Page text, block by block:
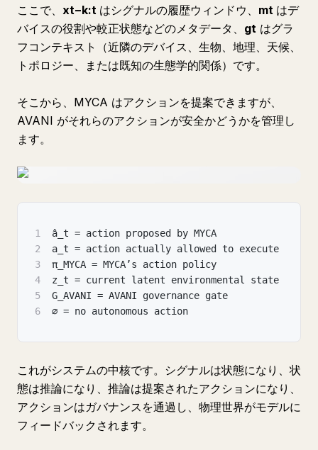
ここで、 xt−k:t はシグナルの履歴ウィンドウ、 mt はデ
バイスの役割や較正状態などのメタデータ、 gt ​ はグラ
フコンテキスト（近隣のデバイス、生物、地理、天候、
トポロジー、または既知の生態学的関係）です。
そこから、MYCA はアクションを提案できますが、
AVANI がそれらのアクションが安全かどうかを管理し
ます。
1
â_t = action proposed by MYCA
2
a_t = action actually allowed to execute
3
π_MYCA = MYCA’s action policy
4
z_t = current latent environmental state
5
G_AVANI = AVANI governance gate
6
∅ = no autonomous action
これがシステムの中核です。シグナルは状態になり、状
態は推論になり、推論は提案されたアクションになり、
アクションはガバナンスを通過し、物理世界がモデルに
フィードバックされます。